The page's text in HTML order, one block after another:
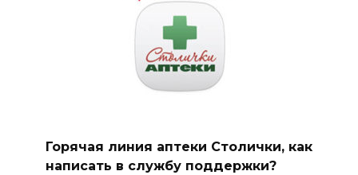
Горячая линия аптеки Столички, как
написать в службу поддержки?